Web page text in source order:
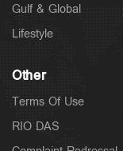
Gulf & Global
Lifestyle
Other
Terms Of Use
RIO DAS